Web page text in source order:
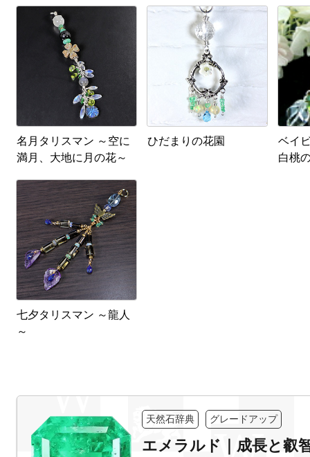
名月タリスマン ～空に
満月、大地に月の花～
ひだまりの花園
ベイ
白桃
七夕タリスマン ～龍人
～
天然石辞典 グレードアップ
エメラルド｜成長と叡